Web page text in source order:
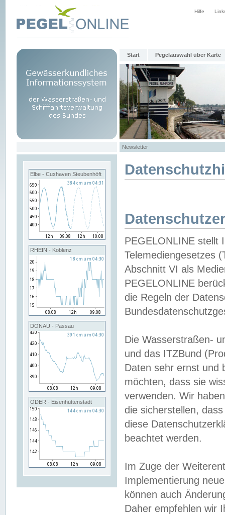
Hilfe
Start Pegelauswahl über Karte
Newsletter
Elbe - Cuxhaven Steubenhöft
RHEIN - Koblenz
DONAU - Passau
ODER - Eisenhüttenstadt
PEGELONLINE stellt
Telemediengesetzes
Abschnitt VI als
PEGELONLINE
die Regeln der
Die Wasserstraßen-
und das ITZBund
Daten sehr ernst und
möchten, dass sie
verwenden. Wir
die sicherstellen,
diese
beachtet werden.
Im Zuge der
Implementierung
können auch
Daher empfehlen wir